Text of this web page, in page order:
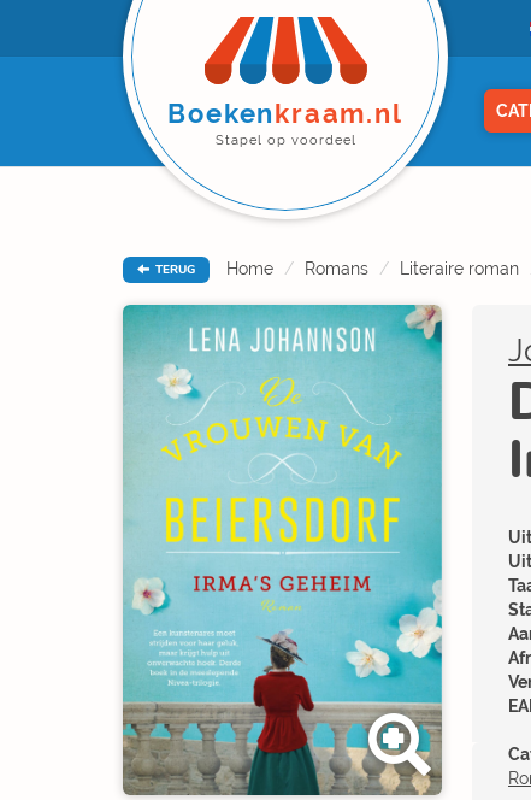
Boekenkraam.nl
Stapel op voordeel
TERUG Home Romans Literaire roman